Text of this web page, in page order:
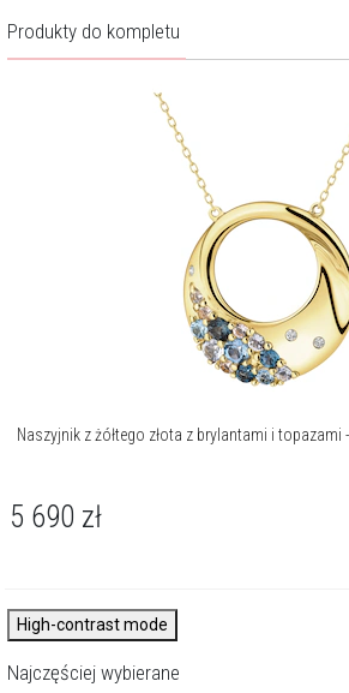
Produkty do kompletu
Naszyjnik z żółtego złota z brylantami i topazami
5 690 zł
High-contrast mode
Najczęściej wybierane